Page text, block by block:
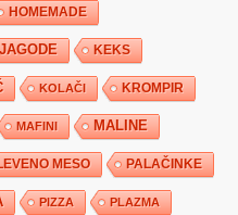
HOMEMADE
JAGODE KEKS
KOLAČI KROMPIR
MAFINI MALINE
MESO PALAČINKE
PIZZA PLAZMA